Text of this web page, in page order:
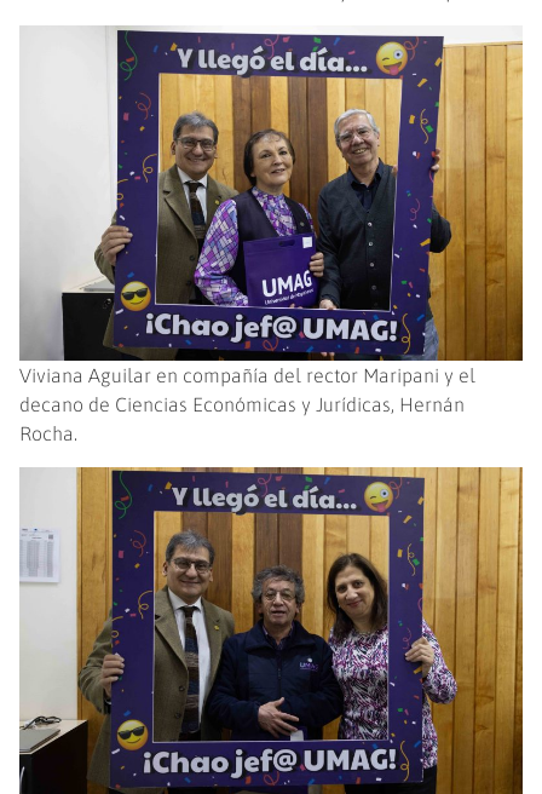
Viviana Aguilar en compañía del rector Maripani y el
decano de Ciencias Económicas y Jurídicas, Hernán
Rocha.